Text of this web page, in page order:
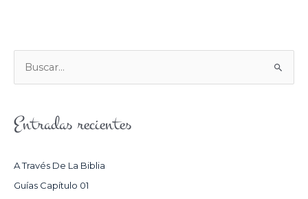
U
C
Entradas recientes
A Través De La Biblia
Guías Capítulo 01